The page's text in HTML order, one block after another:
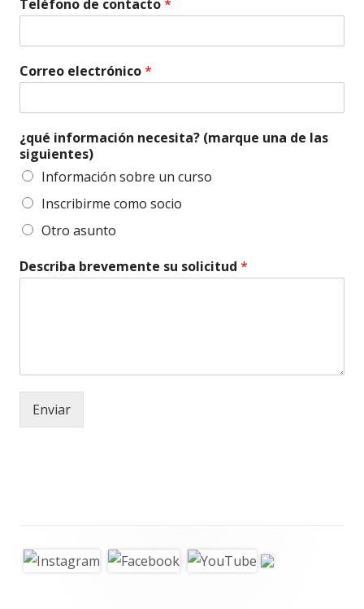
Teléfono de contacto*
Correo electrónico*
¿qué información necesita? (marque una de las
siguientes)
Información sobre un curso
Inscribirme como socio
Otro asunto
Describa brevemente su solicitud *
Enviar